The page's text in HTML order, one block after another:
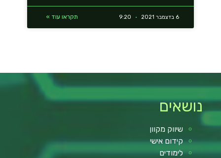
תקראו עוד » 6 בדצמבר 2021
נושאים
שיווק מקוון
קידום אישי
לימודים